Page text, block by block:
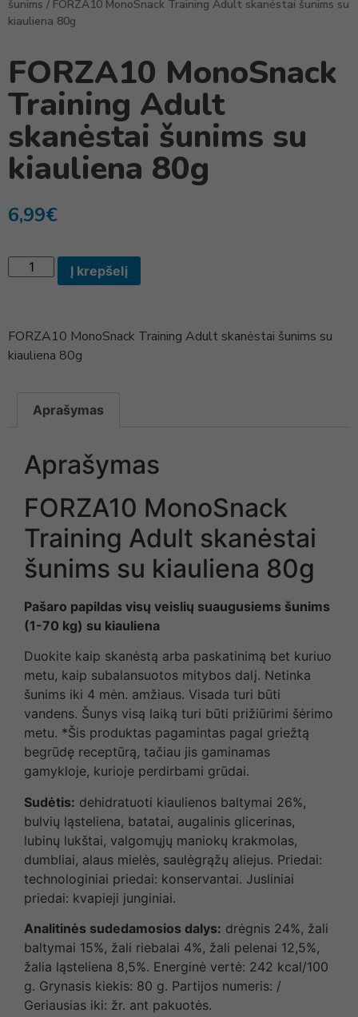
šunims / FORZA10 MonoSnack Training Adult skanėstai šunims su
kiauliena 80g
FORZA10 MonoSnack
Training Adult
skanėstai šunims su
kiauliena 80g
6,99€
Į krepšelį
FORZA10 MonoSnack Training Adult skanėstai šunims su
kiauliena 80g
Aprašymas
Aprašymas
FORZA10 MonoSnack
Training Adult skanėstai
šunims su kiauliena 80g
Pašaro papildas visų veislių suaugusiems šunims
(1-70 kg) su kiauliena
Duokite kaip skanėstą arba paskatinimą bet kuriuo
metu, kaip subalansuotos mitybos dalį. Netinka
šunims iki 4 mėn. amžiaus. Visada turi būti
vandens. Šunys visą laiką turi būti prižiūrimi šėrimo
metu. *Šis produktas pagamintas pagal griežtą
begrūdę receptūrą, tačiau jis gaminamas
gamykloje, kurioje perdirbami grūdai.
Sudėtis: dehidratuoti kiaulienos baltymai 26%,
bulvių ląsteliena, batatai, augalinis glicerinas,
lubinų lukštai, valgomųjų maniokų krakmolas,
dumbliai, alaus mielės, saulėgrąžų aliejus. Priedai:
technologiniai priedai: konservantai. Jusliniai
priedai: kvapieji junginiai.
Analitinės sudedamosios dalys: drėgnis 24%, žali
baltymai 15%, žali riebalai 4%, žali pelenai 12,5%,
žalia ląsteliena 8,5%. Energinė vertė: 242 kcal/100
g. Grynasis kiekis: 80 g. Partijos numeris: /
Geriausias iki: žr. ant pakuotės.